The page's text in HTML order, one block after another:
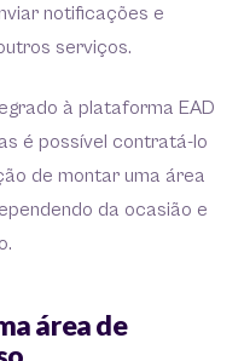
notificações e
serviços.
à plataforma EAD
é possível contratá-lo
de montar uma área
da ocasião e
área de